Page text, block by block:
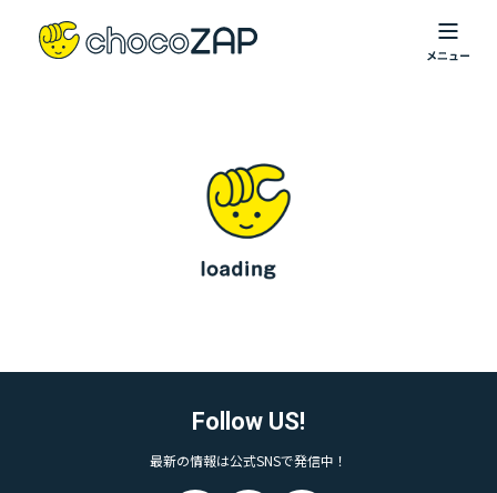
Follow US!
最新の情報は公式SNSで発信中！